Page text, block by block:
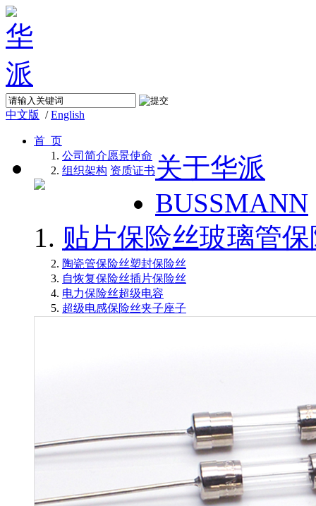
中文版 /English
首 页
关于华派
公司简介愿景使命
组织架构 资质证书
BUSSMANN
贴片保险丝玻璃管
陶瓷管保险丝塑封保险丝
自恢复保险丝插片保险丝
电力保险丝超级电容
超级电感保险丝夹子座子